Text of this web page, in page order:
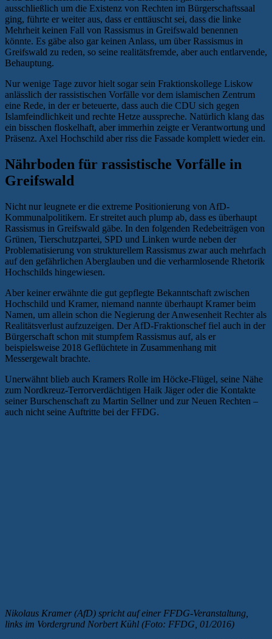
ausschließlich um die Existenz von Rechten im Bürgerschaftssaal
ging, führte er weiter aus, dass er enttäuscht sei, dass die linke
Mehrheit keinen Fall von Rassismus in Greifswald benennen
könnte. Es gäbe also gar keinen Anlass, um über Rassismus in
Greifswald zu reden, so seine realitätsfremde, aber auch entlarvende,
Behauptung.
Nur wenige Tage zuvor hielt sogar sein Fraktionskollege Liskow
anlässlich der rassistischen Vorfälle vor dem islamischen Zentrum
eine Rede, in der er beteuerte, dass auch die CDU sich gegen
Islamfeindlichkeit und rechte Hetze ausspreche. Natürlich klang das
ein bisschen floskelhaft, aber immerhin zeigte er Verantwortung und
Präsenz. Axel Hochschild aber riss die Fassade komplett wieder ein.
Nährboden für rassistische Vorfälle in
Greifswald
Nicht nur leugnete er die extreme Positionierung von AfD-
Kommunalpolitikern. Er streitet auch plump ab, dass es überhaupt
Rassismus in Greifswald gäbe. In den folgenden Redebeiträgen von
Grünen, Tierschutzpartei, SPD und Linken wurde neben der
Problematisierung von strukturellem Rassismus zwar auch mehrfach
auf den gefährlichen Aberglauben und die verharmlosende Rhetorik
Hochschilds hingewiesen.
Aber keiner erwähnte die gut gepflegte Bekanntschaft zwischen
Hochschild und Kramer, niemand nannte überhaupt Kramer beim
Namen, um allein schon die Negierung der Anwesenheit Rechter als
Realitätsverlust aufzuzeigen. Der AfD-Fraktionschef fiel auch in der
Bürgerschaft schon mit stumpfem Rassismus auf, als er
beispielsweise 2018 Geflüchtete in Zusammenhang mit
Messergewalt brachte.
Unerwähnt blieb auch Kramers Rolle im Höcke-Flügel, seine Nähe
zum Nordkreuz-Terrorverdächtigen Haik Jäger oder die Kontakte
seiner Burschenschaft zu Martin Sellner und zur Neuen Rechten –
auch nicht seine Auftritte bei der FFDG.
Nikolaus Kramer (AfD) spricht auf einer FFDG-Veranstaltung,
links im Vordergrund Norbert Kühl (Foto: FFDG, 01/2016)